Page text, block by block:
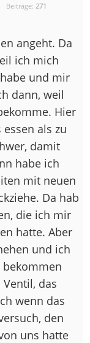
Beiträge: 271
angeht. Da
ich mich
und mir
dann, weil
Hier
als zu
damit
habe ich
mit neuen
Da hab
die ich mir
hatte. Aber
und ich
bekommen
das
wenn das
den
uns hatte